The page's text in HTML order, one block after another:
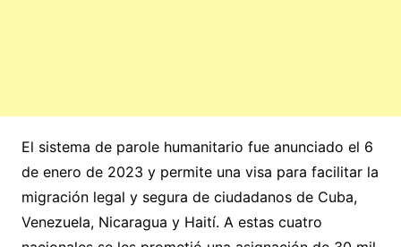
El sistema de parole humanitario fue anunciado el 6
de enero de 2023 y permite una visa para facilitar la
migración legal y segura de ciudadanos de Cuba,
Venezuela, Nicaragua y Haití. A estas cuatro